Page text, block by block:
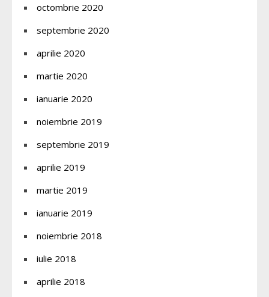
octombrie 2020
septembrie 2020
aprilie 2020
martie 2020
ianuarie 2020
noiembrie 2019
septembrie 2019
aprilie 2019
martie 2019
ianuarie 2019
noiembrie 2018
iulie 2018
aprilie 2018